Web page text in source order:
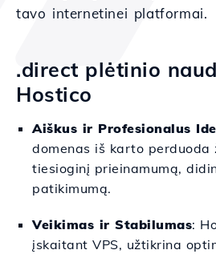
tavo internetinei platformai.
.direct plėtinio
Hostico
Aiškus ir Profesionalus
domenas iš karto
tiesioginį prieinamumą,
patikimumą.
Veikimas ir Stabilumas:
įskaitant VPS, užtikrina